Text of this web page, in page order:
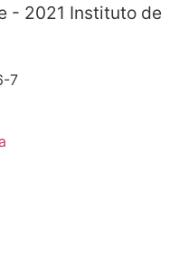
- 2021 Instituto de
7